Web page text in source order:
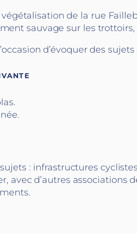
de la rue
sauvage sur les trottoirs,
d’évoquer des
: infrastructures
avec d’autres associations